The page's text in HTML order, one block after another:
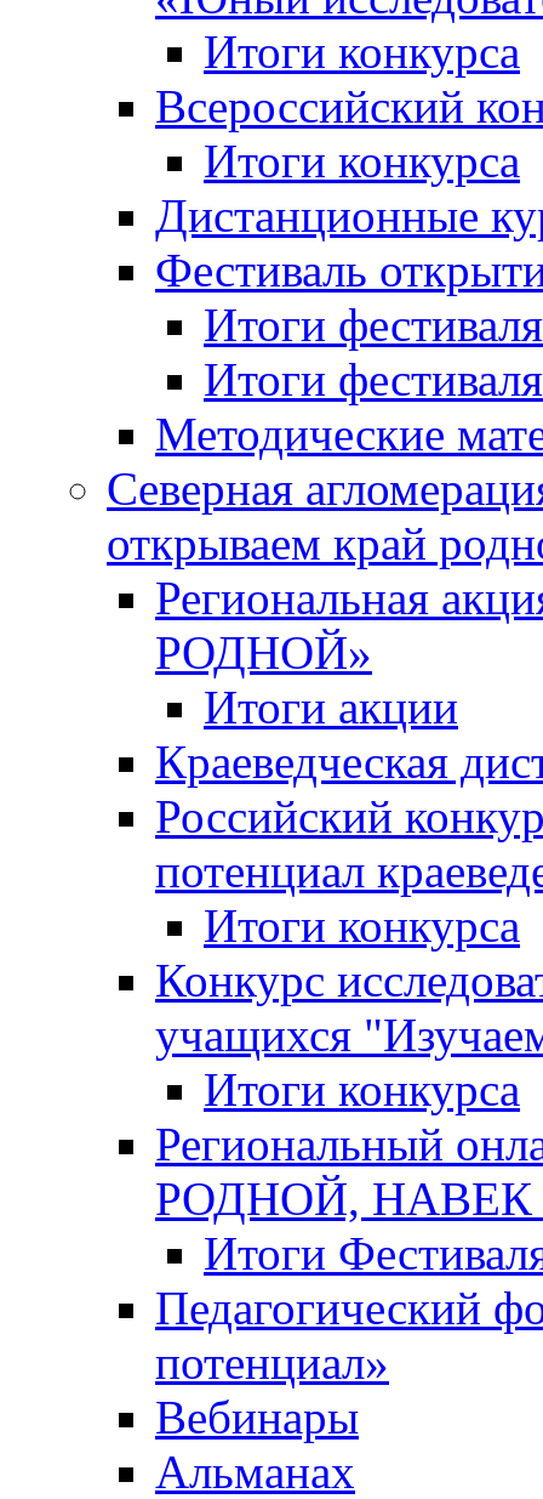
Итоги конкурса
Всероссийский
Итоги конкурса
Дистанционные
Фестиваль
Итоги
Итоги
Методические
Северная
открываем край
Региональная
РОДНОЙ»
Итоги акции
Краеведческая
Российский
потенциал
Итоги конкурса
Конкурс
учащихся
Итоги конкурса
Региональный
РОДНОЙ,
Итоги
Педагогический
потенциал»
Вебинары
Альманах